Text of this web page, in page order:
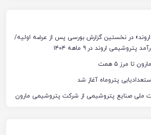
در نخستین گزارش بورسی پس از عرضه اولیه/
تا مرز ۵ همت
پتروماه آغاز شد
ملی صنایع پتروشیمی از شرکت پتروشیمی مارون